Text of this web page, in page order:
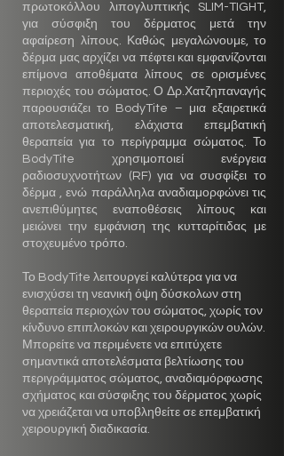
πρωτοκόλλου λιπογλυπτικής SLIM-TIGHT,
για σύσφιξη του δέρματος μετά την
αφαίρεση λίπους. Καθώς μεγαλώνουμε, το
δέρμα μας αρχίζει να πέφτει και εμφανίζονται
επίμονa αποθέματα λίπους σε ορισμένες
περιοχές του σώματος. Ο Δρ.Χατζηπαναγής
παρουσιάζει το BodyTite – μια εξαιρετικά
αποτελεσματική, ελάχιστα επεμβατική
θεραπεία για το περίγραμμα σώματος. Το
BodyTite χρησιμοποιεί ενέργεια
ραδιοσυχνοτήτων (RF) για να συσφίξει το
δέρμα , ενώ παράλληλα αναδιαμορφώνει τις
ανεπιθύμητες εναποθέσεις λίπους και
μειώνει την εμφάνιση της κυτταρίτιδας με
στοχευμένο τρόπο.
Το BodyTite λειτουργεί καλύτερα για να
ενισχύσει τη νεανική όψη δύσκολων στη
θεραπεία περιοχών του σώματος, χωρίς τον
κίνδυνο επιπλοκών και χειρουργικών ουλών.
Μπορείτε να περιμένετε να επιτύχετε
σημαντικά αποτελέσματα βελτίωσης του
περιγράμματος σώματος, αναδιαμόρφωσης
σχήματος και σύσφιξης του δέρματος χωρίς
να χρειάζεται να υποβληθείτε σε επεμβατική
χειρουργική διαδικασία.